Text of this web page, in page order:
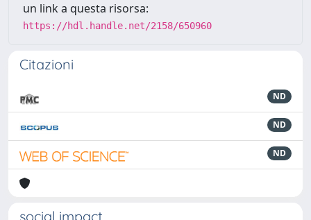
un link a questa risorsa:
https://hdl.handle.net/2158/650960
Citazioni
ND
ND
ND
social impact